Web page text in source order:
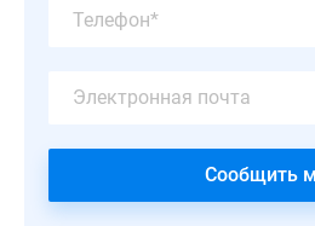
шоссе
Сообщить